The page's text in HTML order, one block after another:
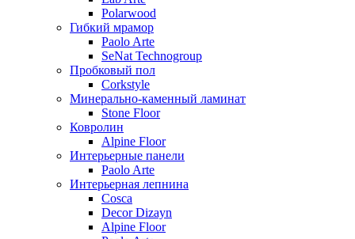
Polarwood
Гибкий мрамор
Paolo Arte
SeNat Technogroup
Пробковый пол
Corkstyle
Минерально-каменный ламинат
Stone Floor
Ковролин
Alpine Floor
Интерьерные панели
Paolo Arte
Интерьерная лепнина
Cosca
Decor Dizayn
Alpine Floor